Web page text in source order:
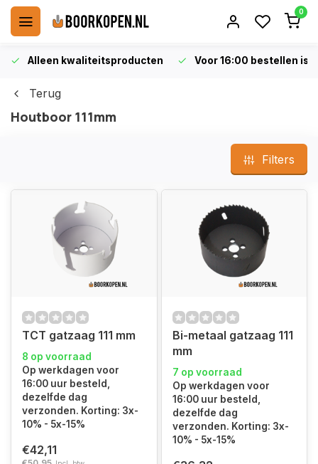
0
Alleen kwaliteitsproducten Voor 16:00 bestellen is
Terug
Houtboor 111mm
Filters
TCT gatzaag 111 mm
8 op voorraad
Op werkdagen voor
16:00 uur besteld,
dezelfde dag
verzonden. Korting: 3x-
10% - 5x-15%
€42,11
Bi-metaal gatzaag 111
mm
7 op voorraad
Op werkdagen voor
16:00 uur besteld,
dezelfde dag
verzonden. Korting: 3x-
10% - 5x-15%